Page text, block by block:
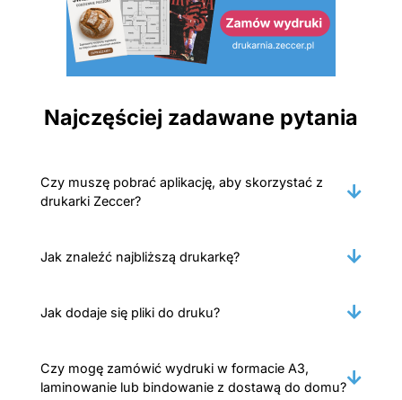
Najczęściej zadawane pytania
Czy muszę pobrać aplikację, aby skorzystać z
drukarki Zeccer?
Jak znaleźć najbliższą drukarkę?
Jak dodaje się pliki do druku?
Czy mogę zamówić wydruki w formacie A3,
laminowanie lub bindowanie z dostawą do domu?